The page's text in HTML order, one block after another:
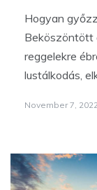
Hogyan
Beköszöntött
reggelekre
lustálkodás,
November 7, 2022